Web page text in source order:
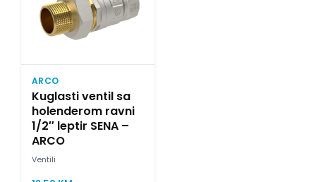
ARCO
Kuglasti ventil sa
holenderom ravni
1/2″ leptir SENA –
ARCO
Ventili